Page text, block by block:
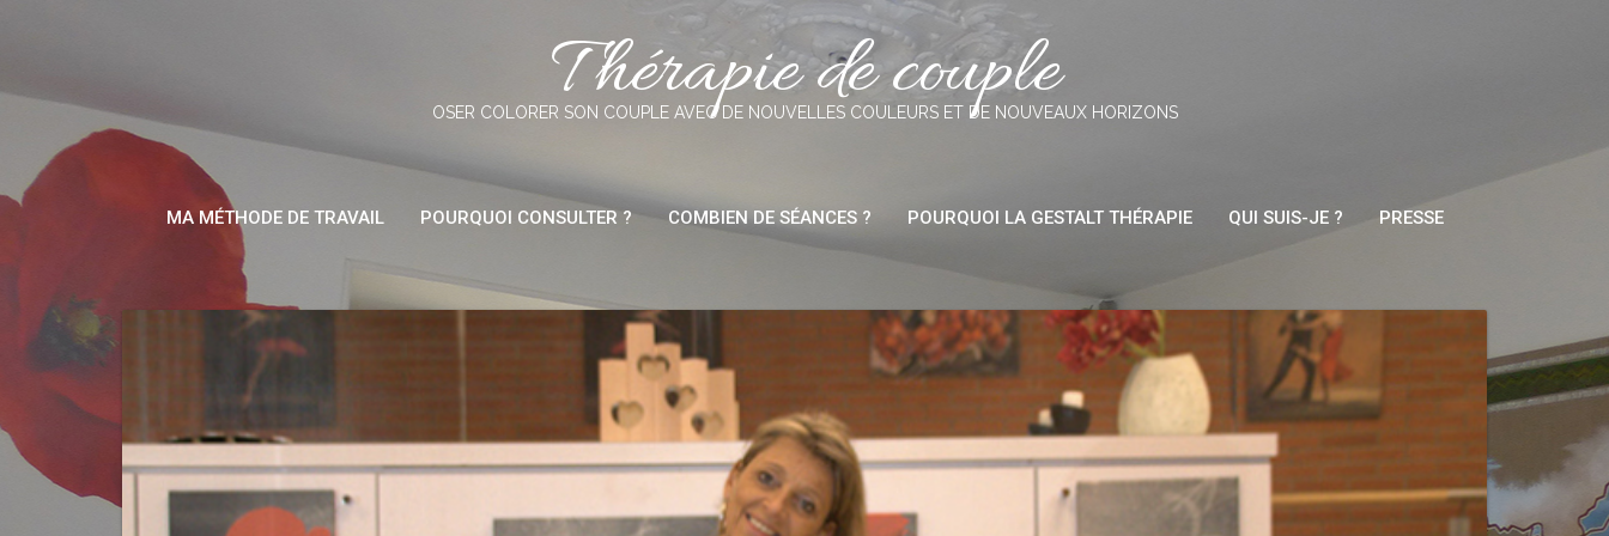
Thérapie de couple
OSER COLORER SON COUPLE AVEC DE NOUVELLES COULEURS ET DE NOUVEAUX HORIZONS
MA MÉTHODE DE TRAVAIL POURQUOI CONSULTER ? COMBIEN DE SÉANCES ? POURQUOI LA GESTALT THÉRAPIE QUI SUIS-JE ? PRESSE